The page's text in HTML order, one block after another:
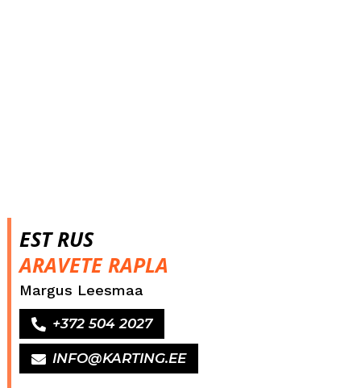
EST RUS
ARAVETE RAPLA
Margus Leesmaa
+372 504 2027
INFO@KARTING.EE